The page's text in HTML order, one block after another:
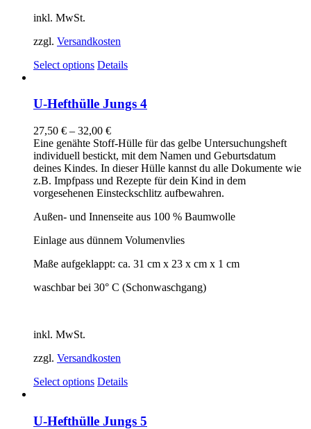
inkl. MwSt.
zzgl. Versandkosten
Select options Details
U-Hefthülle Jungs 4
27,50 € – 32,00 €
Eine genähte Stoff-Hülle für das gelbe Untersuchungsheft
individuell bestickt, mit dem Namen und Geburtsdatum
deines Kindes. In dieser Hülle kannst du alle Dokumente wie
z.B. Impfpass und Rezepte für dein Kind in dem
vorgesehenen Einsteckschlitz aufbewahren.
Außen- und Innenseite aus 100 % Baumwolle
Einlage aus dünnem Volumenvlies
Maße aufgeklappt: ca. 31 cm x 23 x cm x 1 cm
waschbar bei 30° C (Schonwaschgang)
inkl. MwSt.
zzgl. Versandkosten
Select options Details
U-Hefthülle Jungs 5